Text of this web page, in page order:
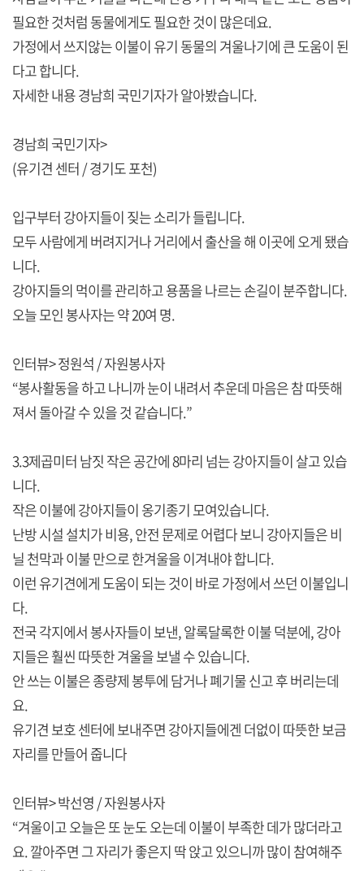
필요한 것처럼 동물에게도 필요한 것이 많은데요.
가정에서 쓰지않는 이불이 유기 동물의 겨울나기에 큰 도움이 된
다고 합니다.
자세한 내용 경남희 국민기자가 알아봤습니다.
경남희 국민기자>
(유기견 센터 / 경기도 포천)
입구부터 강아지들이 짖는 소리가 들립니다.
모두 사람에게 버려지거나 거리에서 출산을 해 이곳에 오게 됐습
니다.
강아지들의 먹이를 관리하고 용품을 나르는 손길이 분주합니다.
오늘 모인 봉사자는 약 20여 명.
인터뷰> 정원석 / 자원봉사자
“봉사활동을 하고 나니까 눈이 내려서 추운데 마음은 참 따뜻해
져서 돌아갈 수 있을 것 같습니다.”
3.3제곱미터 남짓 작은 공간에 8마리 넘는 강아지들이 살고 있습
니다.
작은 이불에 강아지들이 옹기종기 모여있습니다.
난방 시설 설치가 비용, 안전 문제로 어렵다 보니 강아지들은 비
닐 천막과 이불 만으로 한겨울을 이겨내야 합니다.
이런 유기견에게 도움이 되는 것이 바로 가정에서 쓰던 이불입니
다.
전국 각지에서 봉사자들이 보낸, 알록달록한 이불 덕분에, 강아
지들은 훨씬 따뜻한 겨울을 보낼 수 있습니다.
안 쓰는 이불은 종량제 봉투에 담거나 폐기물 신고 후 버리는데
요.
유기견 보호 센터에 보내주면 강아지들에겐 더없이 따뜻한 보금
자리를 만들어 줍니다
인터뷰> 박선영 / 자원봉사자
“겨울이고 오늘은 또 눈도 오는데 이불이 부족한 데가 많더라고
요. 깔아주면 그 자리가 좋은지 딱 앉고 있으니까 많이 참여해주